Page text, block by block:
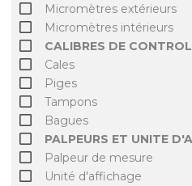
Micromètres extérieurs
Micromètres intérieurs
CALIBRES DE
Cales
Piges
Tampons
Bagues
PALPEURS ET UNITE
Palpeur de mesure
Unité d'affichage